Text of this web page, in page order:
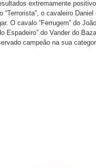
extremamente
o cavaleiro
O cavalo “Ferrugem” do
Espadeiro” do Vander do
campeão na sua